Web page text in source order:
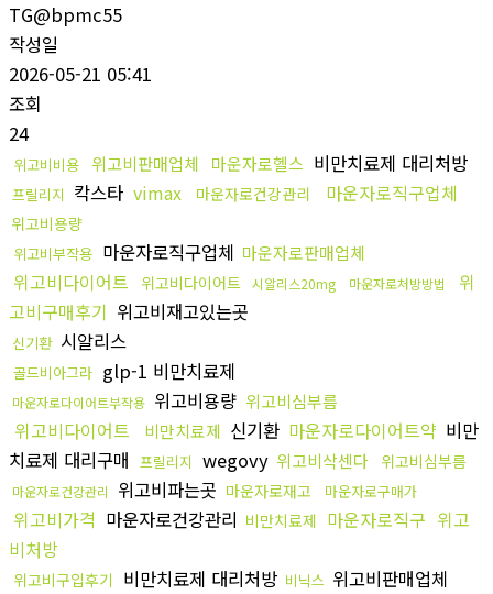
TG@bpmc55
작성일
2026-05-21 05:41
조회
24
위고비비용 위고비판매업체 마운자로헬스 비만치료제 대리처방
프릴리지 칵스타 vimax 마운자로건강관리 마운자로직구업체
위고비용량
위고비부작용 마운자로직구업체 마운자로판매업체
위고비다이어트 위고비다이어트 시알리스20mg 마운자로처방방법
위
고비구매후기 위고비재고있는곳
신기환 시알리스
골드비아그라 glp-1 비만치료제
마운자로다이어트부작용 위고비용량 위고비심부름
위고비다이어트 비만치료제 신기환 마운자로다이어트약 비만
치료제 대리구매 프릴리지 wegovy 위고비삭센다 위고비심부름
마운자로건강관리 위고비파는곳 마운자로재고 마운자로구매가
위고비가격 마운자로건강관리 비만치료제 마운자로직구 위고
비처방
위고비구입후기 비만치료제 대리처방 비닉스 위고비판매업체